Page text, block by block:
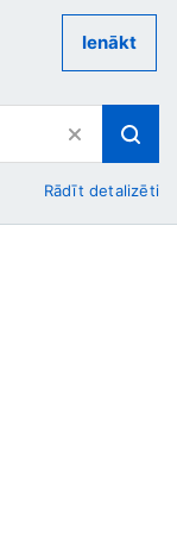
Ienākt
Rādīt detalizēti